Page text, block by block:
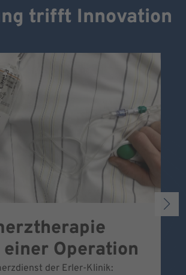
trifft Innovation
einer Operation
der Erler-Klinik: